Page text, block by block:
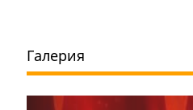
Галерия